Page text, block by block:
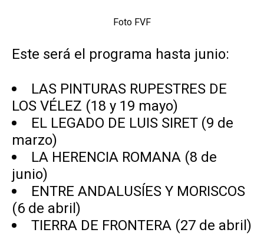
Foto FVF
Este será el programa hasta junio:
LAS PINTURAS RUPESTRES DE
LOS VÉLEZ (18 y 19 mayo)
EL LEGADO DE LUIS SIRET (9 de
marzo)
LA HERENCIA ROMANA (8 de
junio)
ENTRE ANDALUSÍES Y MORISCOS
(6 de abril)
TIERRA DE FRONTERA (27 de abril)